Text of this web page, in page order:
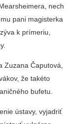
nech
pani magisterka
k prímeriu,
Zuzana Čaputová,
že takéto
bufetu.
ústavy, vyjadriť